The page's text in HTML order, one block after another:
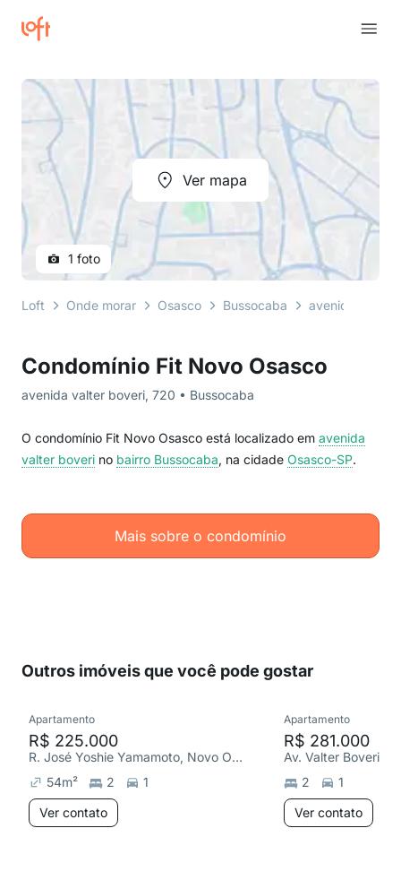
Condomínio Fit Novo Osasco
avenida valter boveri, 720 • Bussocaba
O condomínio Fit Novo Osasco está localizado em avenida
valter boveri no bairro Bussocaba, na cidade Osasco-SP.
Mais sobre o condomínio
Ver mapa
1 foto
Loft Onde morar Osasco Bussocaba avenida valter
Outros imóveis que você pode gostar
Apartamento
R$ 225.000
R. José Yoshie Yamamoto, Novo Osasco
54m² 2
1
Ver contato
Apartamento
R$ 281.000
Av. Valter Boveri,
2
1
Ver contato